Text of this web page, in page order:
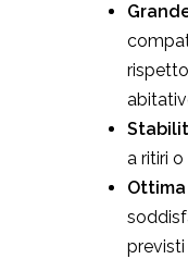
a ritiri
previsti